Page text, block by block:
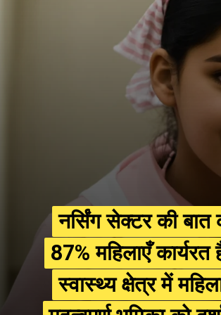
नर्सिंग सेक्टर की बात
87% महिलाएँ कार्यरत
स्वास्थ्य क्षेत्र में
नर्सिंग सेक्टर की बात
87% महिलाएँ कार्यरत
स्वास्थ्य क्षेत्र में